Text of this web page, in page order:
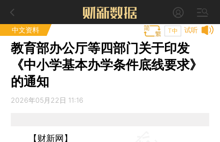
中文资料 试听
T中
教育部办公厅等四部门关于印发
《中小学基本办学条件底线要求》
的通知
2026年05月22日 11:16
【财新网】